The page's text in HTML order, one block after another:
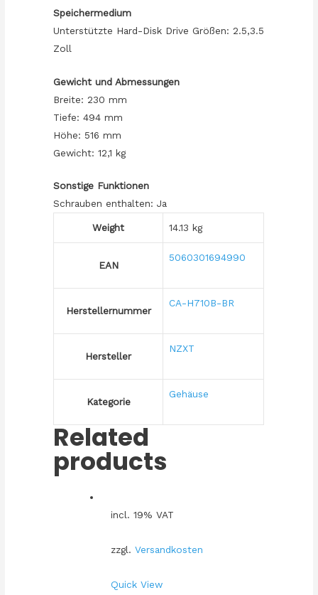
Speichermedium
Unterstützte Hard-Disk Drive Größen: 2.5,3.5
Zoll
Gewicht und Abmessungen
Breite: 230 mm
Tiefe: 494 mm
Höhe: 516 mm
Gewicht: 12,1 kg
Sonstige Funktionen
Schrauben enthalten: Ja
Weight 14.13 kg
EAN
5060301694990
Herstellernummer
CA-H710B-BR
Hersteller
NZXT
Kategorie
Gehäuse
Related
products
incl. 19% VAT
zzgl. Versandkosten
Quick View